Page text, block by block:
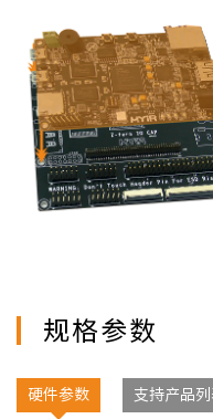
规格参数
硬件参数 支持产品列